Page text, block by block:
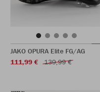
JAKO OPURA Elite FG/AG
111,99 €
139,99 €